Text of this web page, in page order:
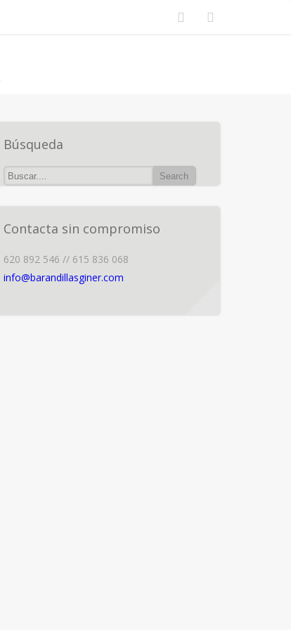
Búsqueda
Contacta sin compromiso
620 892 546 // 615 836 068
info@barandillasginer.com